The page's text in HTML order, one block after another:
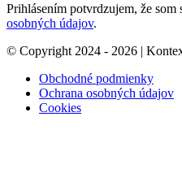
Prihlásením potvrdzujem, že som
osobných údajov.
© Copyright 2024 - 2026 |
Obchodné podmienky
Ochrana osobných údajov
Cookies